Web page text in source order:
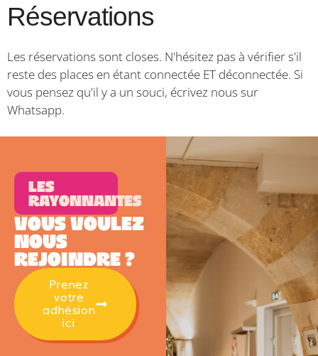
Réservations
Les réservations sont closes. N'hésitez pas à vérifier s'il
reste des places en étant connectée ET déconnectée. Si
vous pensez qu'il y a un souci, écrivez nous sur
Whatsapp.
Les
Rayonnantes
Vous voulez
nous
rejoindre ?
Prenez
votre
adhésion
ici